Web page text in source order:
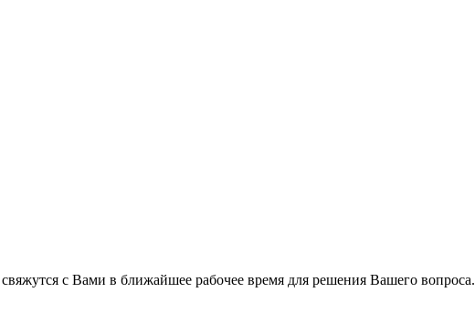
с Вами в ближайшее рабочее время для решения Вашего вопроса.